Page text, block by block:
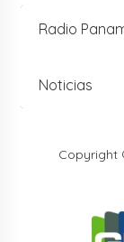
Radio
Noticias
Copyright